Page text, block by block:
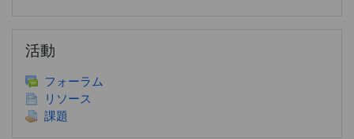
活動
フォーラム
リソース
課題